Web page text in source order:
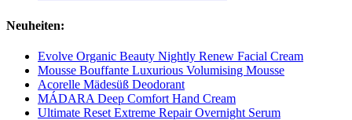
Neuheiten:
Evolve Organic Beauty Nightly Renew Facial Cream
Mousse Bouffante Luxurious Volumising Mousse
Acorelle Mädesüß Deodorant
MÁDARA Deep Comfort Hand Cream
Ultimate Reset Extreme Repair Overnight Serum